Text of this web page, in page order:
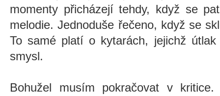
momenty přicházejí tehdy, když se
melodie. Jednoduše řečeno, když se
To samé platí o kytarách, jejichž
smysl.
Bohužel musím pokračovat v